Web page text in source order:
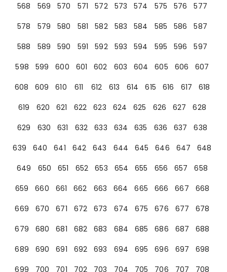
568
569 570 571 572 573 574 575 576
577
578
579 580 581 582 583 584 585 586
587
588
589 590 591 592 593 594 595 596
597
598
599 600 601 602 603 604 605 606
607
608
609 610 611 612 613 614 615 616 617
618
619
620 621 622 623 624 625 626 627
628
629
630 631 632 633 634 635 636 637
638
639
640 641 642 643 644 645 646 647
648
649
650 651 652 653 654 655 656 657
658
659
660 661 662 663 664 665 666 667
668
669
670 671 672 673 674 675 676 677
678
679
680 681 682 683 684 685 686 687
688
689
690 691 692 693 694 695 696 697
698
699
700 701 702 703 704 705 706 707
708